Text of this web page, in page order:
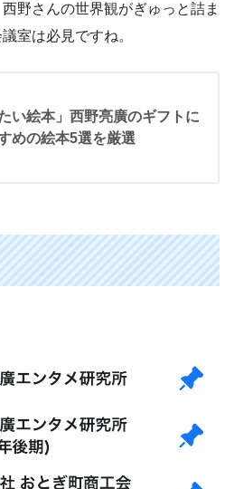
野さんの世界観がぎゅっと詰ま
室は必見ですね。
たい絵本」西野亮廣のギフトに
めの絵本5選を厳選